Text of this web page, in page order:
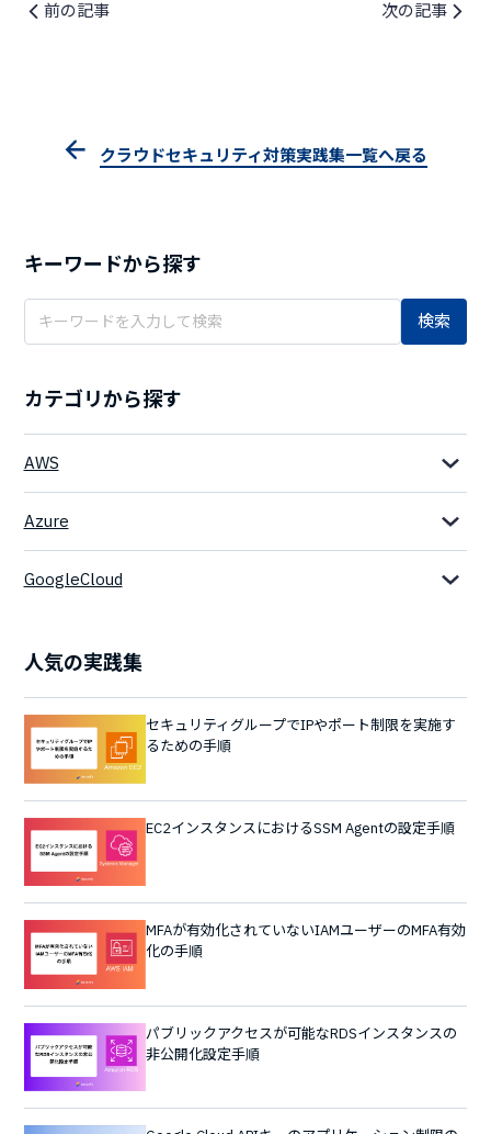
前の記事 次の記事
クラウドセキュリティ対策実践集一覧へ戻る
キーワードから探す
検索
カテゴリから探す
AWS
Azure
GoogleCloud
人気の実践集
セキュリティグループでIPやポート制限を実施す
るための手順
EC2インスタンスにおけるSSM Agentの設定手順
MFAが有効化されていないIAMユーザーのMFA有効
化の手順
パブリックアクセスが可能なRDSインスタンスの
非公開化設定手順